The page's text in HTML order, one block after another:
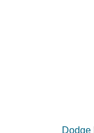
Dodge